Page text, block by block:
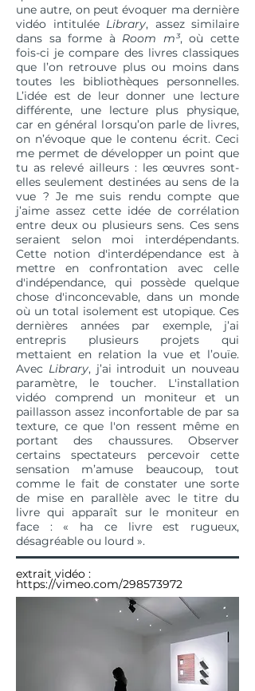
une autre, on peut évoquer ma dernière
vidéo intitulée Library, assez similaire
dans sa forme à Room m³, où cette
fois-ci je compare des livres classiques
que l’on retrouve plus ou moins dans
toutes les bibliothèques personnelles.
L’idée est de leur donner une lecture
différente, une lecture plus physique,
car en général lorsqu’on parle de livres,
on n’évoque que le contenu écrit. Ceci
me permet de développer un point que
tu as relevé ailleurs : les œuvres sont-
elles seulement destinées au sens de la
vue ? Je me suis rendu compte que
j’aime assez cette idée de corrélation
entre deux ou plusieurs sens. Ces sens
seraient selon moi interdépendants.
Cette notion d'interdépendance est à
mettre en confrontation avec celle
d'indépendance, qui possède quelque
chose d'inconcevable, dans un monde
où un total isolement est utopique. Ces
dernières années par exemple, j’ai
entrepris plusieurs projets qui
mettaient en relation la vue et l’ouïe.
Avec Library, j’ai introduit un nouveau
paramètre, le toucher. L'installation
vidéo comprend un moniteur et un
paillasson assez inconfortable de par sa
texture, ce que l'on ressent même en
portant des chaussures. Observer
certains spectateurs percevoir cette
sensation m’amuse beaucoup, tout
comme le fait de constater une sorte
de mise en parallèle avec le titre du
livre qui apparaît sur le moniteur en
face : « ha ce livre est rugueux,
désagréable ou lourd ».
extrait vidéo :
https://vimeo.com/298573972